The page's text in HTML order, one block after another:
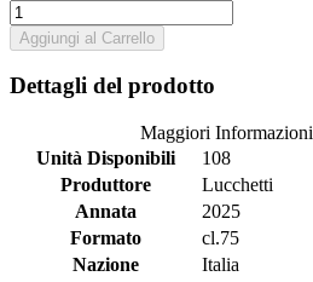
Aggiungi al Carrello
Dettagli del prodotto
Maggiori Informazioni
Unità Disponibili
108
Produttore
Lucchetti
Annata
2025
Formato
cl.75
Nazione
Italia